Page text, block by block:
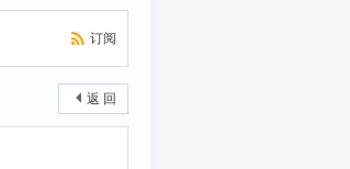
订阅
返 回